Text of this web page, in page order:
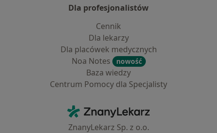
Dla profesjonalistów
Cennik
Dla lekarzy
Dla placówek medycznych
Noa Notes
nowość
Baza wiedzy
Centrum Pomocy dla Specjalisty
ZnanyLekarz - Strona główna
ZnanyLekarz Sp. z o.o.